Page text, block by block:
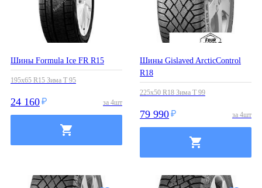
Шины Formula Ice FR R15
195x65 R15 Зима T 95
24 160 за 4шт
Шины Gislaved ArcticControl
R18
225x50 R18 Зима T 99
79 990 за 4шт